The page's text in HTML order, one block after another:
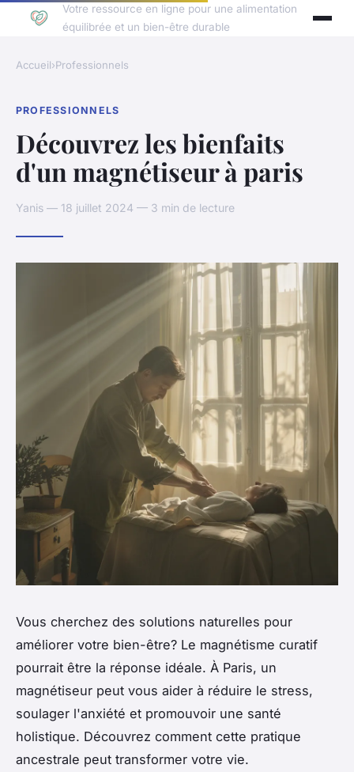
Votre ressource en ligne pour une alimentation
équilibrée et un bien-être durable
Accueil›Professionnels
PROFESSIONNELS
Découvrez les bienfaits
d'un magnétiseur à paris
Yanis — 18 juillet 2024 — 3 min de lecture
Vous cherchez des solutions naturelles pour
améliorer votre bien-être? Le magnétisme curatif
pourrait être la réponse idéale. À Paris, un
magnétiseur peut vous aider à réduire le stress,
soulager l'anxiété et promouvoir une santé
holistique. Découvrez comment cette pratique
ancestrale peut transformer votre vie.